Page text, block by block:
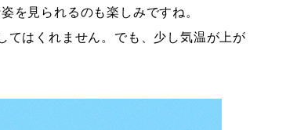
を見られるのも楽しみですね。
てはくれません。でも、少し気温が上が